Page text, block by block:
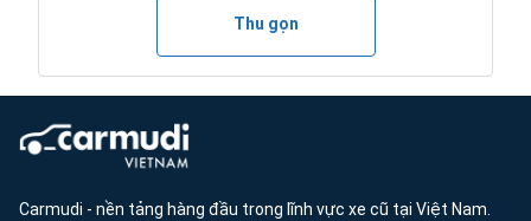
Thu gọn
Carmudi - nền tảng hàng đầu trong lĩnh vực xe cũ tại Việt Nam.